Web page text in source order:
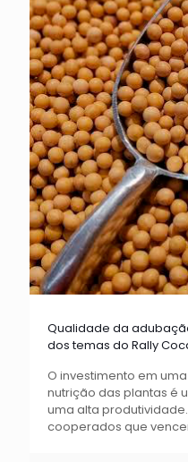
Qualidade da
dos temas do Rally
O investimento em
nutrição das plantas é
uma alta
cooperados que